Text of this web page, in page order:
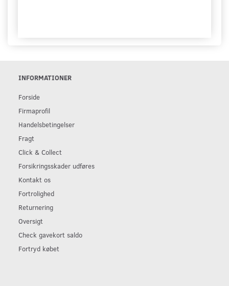
INFORMATIONER
Forside
Firmaprofil
Handelsbetingelser
Fragt
Click & Collect
Forsikringsskader udføres
Kontakt os
Fortrolighed
Returnering
Oversigt
Check gavekort saldo
Fortryd købet